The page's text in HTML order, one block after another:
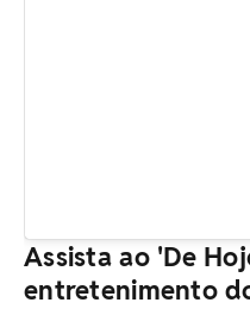
Assista ao 'De
entretenimento